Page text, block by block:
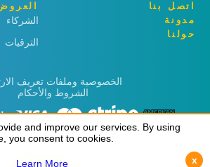
الشركاء
الترقيات
اتصل بنا
مدونة
حولنا
الخصوصية وملفات تعريف
الشروط والأحكام
and improve our services. By using
you consent to cookies.
Learn More x
and improve our services. By using
you consent to cookies.
Learn More x